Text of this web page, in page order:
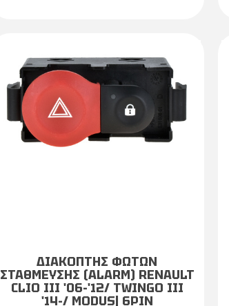
ΔΙΑΚΟΠΤΗΣ ΦΩΤΩΝ
ΣΤΑΘΜΕΥΣΗΣ (ALARM) RENAULT
CLIO III '06-'12/ TWINGO III
'14-/ MODUS| 6PIN